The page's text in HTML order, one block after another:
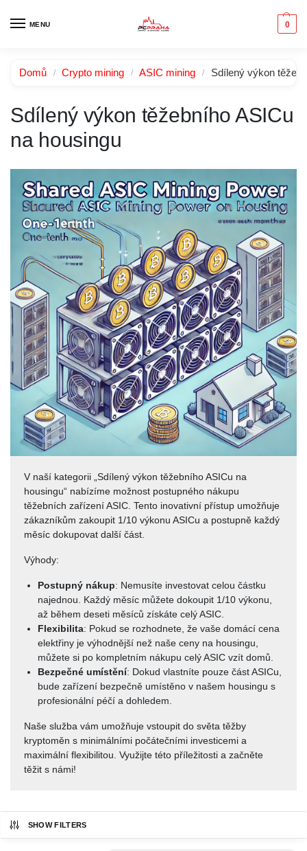
MENU 0
Domů / Crypto mining / ASIC mining / Sdílený výkon
Sdílený výkon těžebního ASICu
na housingu
V naší kategorii „Sdílený výkon těžebního ASICu na
housingu“ nabízíme možnost postupného nákupu
těžebních zařízení ASIC. Tento inovativní přístup umožňuje
zákazníkům zakoupit 1/10 výkonu ASICu a postupně každý
měsíc dokupovat další část.
Výhody:
Postupný nákup: Nemusíte investovat celou částku
najednou. Každý měsíc můžete dokoupit 1/10 výkonu,
až během deseti měsíců získáte celý ASIC.
Flexibilita: Pokud se rozhodnete, že vaše domácí cena
elektřiny je výhodnější než naše ceny na housingu,
můžete si po kompletním nákupu celý ASIC vzít domů.
Bezpečné umístění: Dokud vlastníte pouze část ASICu,
bude zařízení bezpečně umístěno v našem housingu s
profesionální péčí a dohledem.
Naše služba vám umožňuje vstoupit do světa těžby
kryptoměn s minimálními počátečními investicemi a
maximální flexibilitou. Využijte této příležitosti a začněte
těžit s námi!
SHOW FILTERS